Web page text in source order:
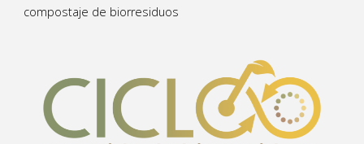
compostaje de biorresiduos